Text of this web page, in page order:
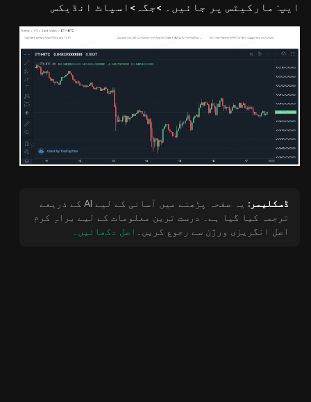
ایپ: مارکیٹس پر جائیں۔ >جگہ > اسپاٹ انڈیکس
ڈسکلیمر:
یہ صفحہ پڑھنے میں آسانی کے لیے AI کے ذریعے
ترجمہ کیا گیا ہے۔ درست ترین معلومات کے لیے براہِ کرم
اصل انگریزی ورژن سے رجوع کریں۔ اصل دکھائیں۔